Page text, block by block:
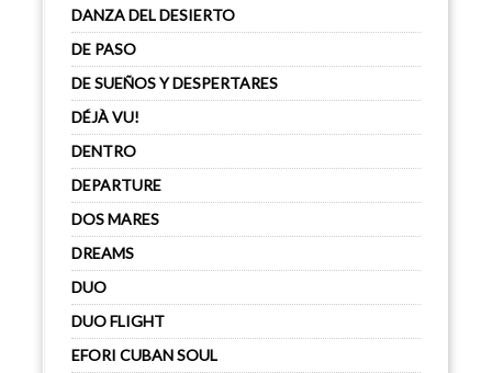
DANZA DEL DESIERTO
DE PASO
DE SUEÑOS Y DESPERTARES
DÉJÀ VU!
DENTRO
DEPARTURE
DOS MARES
DREAMS
DUO
DUO FLIGHT
EFORI CUBAN SOUL